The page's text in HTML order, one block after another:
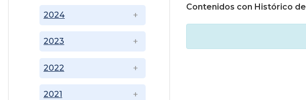
2021
2022
2023
2024
Contenidos con Histórico